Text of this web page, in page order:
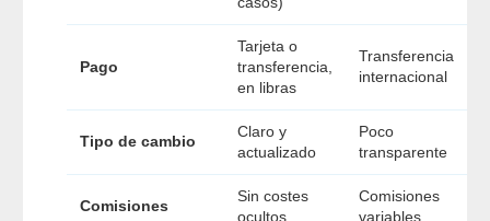
Pago
Tarjeta o
transferencia,
en libras
Transferencia
internacional
Tipo de cambio
Claro y
actualizado
Poco
transparente
Comisiones
Sin costes
ocultos
Comisiones
variables